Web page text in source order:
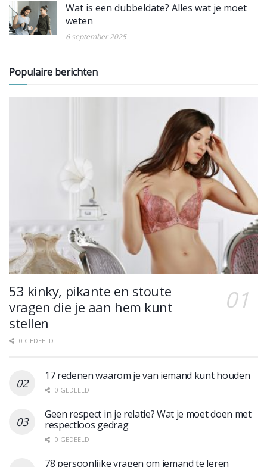
Wat is een dubbeldate? Alles wat je moet
weten
6 september 2025
Populaire berichten
53 kinky, pikante en stoute
vragen die je aan hem kunt
stellen
0 GEDEELD
17 redenen waarom je van iemand kunt houden
0 GEDEELD
Geen respect in je relatie? Wat je moet doen met
respectloos gedrag
0 GEDEELD
78 persoonlijke vragen om iemand te leren